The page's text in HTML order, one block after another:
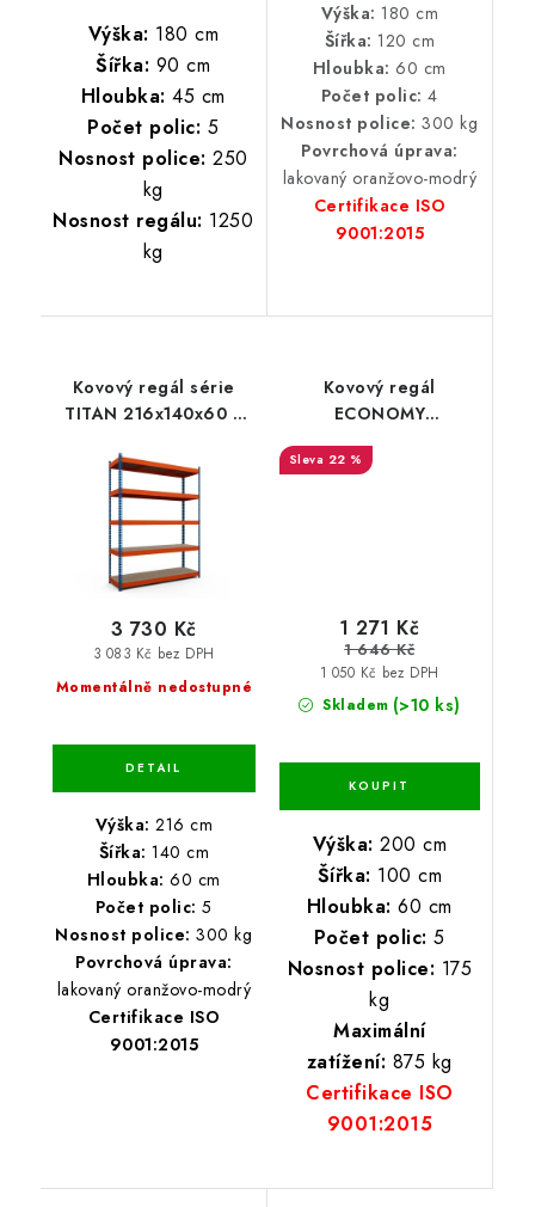
Výška: 180 cm
Šířka: 90 cm
Hloubka: 45 cm
Počet polic: 5
Nosnost police: 250
kg
Nosnost regálu: 1250
kg
Výška: 180 cm
Šířka: 120 cm
Hloubka: 60 cm
Počet polic: 4
Nosnost police: 300 kg
Povrchová úprava:
lakovaný oranžovo-modrý
Certifikace ISO
9001:2015
Kovový regál série
TITAN 216x140x60 5
Momentálně nedostupné
3 083 Kč bez DPH
3 730 Kč
Výška: 216 cm
Šířka: 140 cm
Hloubka: 60 cm
Počet polic: 5
Nosnost police: 300 kg
Povrchová úprava:
lakovaný oranžovo-modrý
Certifikace ISO
9001:2015
Kovový regál
ECONOMY
200x100x60 5 polic -
lakovaný černý
22 %
Skladem (>10 ks)
1 050 Kč bez DPH
1 271 Kč
1 646 Kč
Výška: 200 cm
Šířka: 100 cm
Hloubka: 60 cm
Počet polic: 5
Nosnost police: 175
kg
Maximální
zatížení: 875 kg
Certifikace ISO
9001:2015